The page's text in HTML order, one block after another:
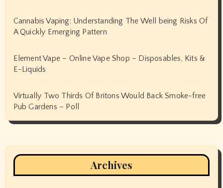
Cannabis Vaping: Understanding The Well being Risks Of
A Quickly Emerging Pattern
Element Vape – Online Vape Shop – Disposables, Kits &
E-Liquids
Virtually Two Thirds Of Britons Would Back Smoke-free
Pub Gardens – Poll
Archives